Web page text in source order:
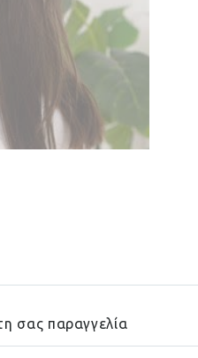
σας παραγγελία